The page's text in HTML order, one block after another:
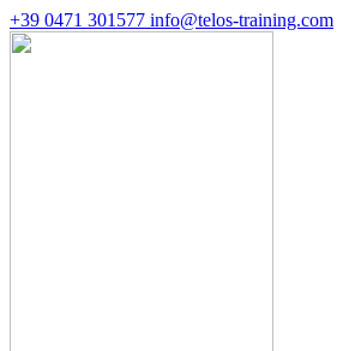
+39 0471 301577 info@telos-training.com